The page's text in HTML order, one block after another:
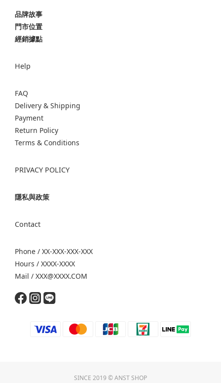
品牌故事
門市位置
經銷據點
Help
FAQ
Delivery & Shipping
Payment
Return Policy
Terms & Conditions
PRIVACY POLICY
隱私與政策
Contact
Phone / XX-XXX-XXX-XXX
Hours / XXXX-XXXX
Mail / XXX@XXXX.COM
SINCE 2019 © ANST SHOP